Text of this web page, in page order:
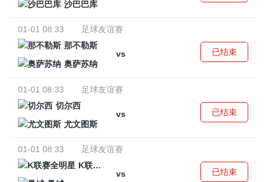
沙巴巴库
01-01 08:33
足球友谊赛
那不勒斯
vs
奥萨苏纳
已结束
01-01 08:33
足球友谊赛
切尔西
vs
尤文图斯
已结束
01-01 08:33
足球友谊赛
K联赛全明星
vs
已结束